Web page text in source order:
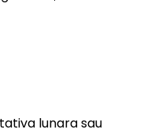
lunara sau